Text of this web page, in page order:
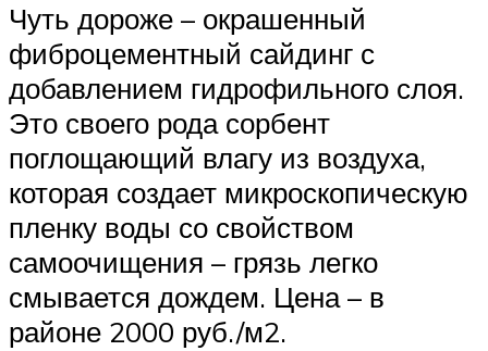
Чуть дороже – окрашенный
фиброцементный сайдинг с
добавлением гидрофильного слоя.
Это своего рода сорбент
поглощающий влагу из воздуха,
которая создает микроскопическую
пленку воды со свойством
самоочищения – грязь легко
смывается дождем. Цена – в
районе 2000 руб./м2.